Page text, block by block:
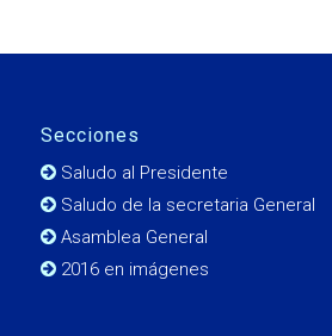
Secciones
Saludo al Presidente
Saludo de la secretaria General
Asamblea General
2016 en imágenes